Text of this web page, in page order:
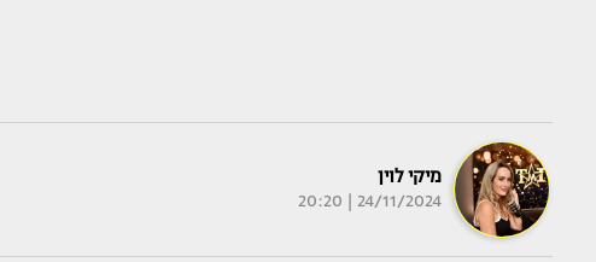
מיקי לוין
24/11/2024 | 20:20